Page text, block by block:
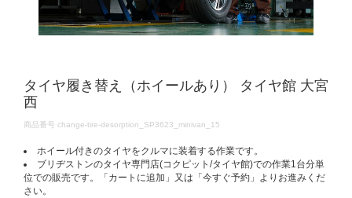
タイヤ履き替え（ホイールあり） タイヤ館 大宮
西
DETAILS
商品番号 change-tire-desorption_SP3623_minivan_15
ホイール付きのタイヤをクルマに装着する作業です。
ブリヂストンのタイヤ専門店(コクピット/タイヤ館)での作業1台分単
位での販売です。「カートに追加」又は「今すぐ予約」よりお進みくだ
さい。